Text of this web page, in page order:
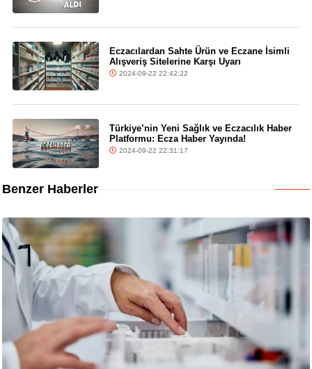
Eczacılardan Sahte Ürün ve Eczane İsimli
Alışveriş Sitelerine Karşı Uyarı
2024-09-22 22:42:22
Türkiye’nin Yeni Sağlık ve Eczacılık Haber
Platformu: Ecza Haber Yayında!
2024-09-22 22:31:17
Benzer Haberler